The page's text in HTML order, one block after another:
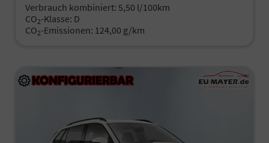
Verbrauch kombiniert: 5,50 l/100km
CO2-Klasse: D
CO2-Emissionen: 124,00 g/km